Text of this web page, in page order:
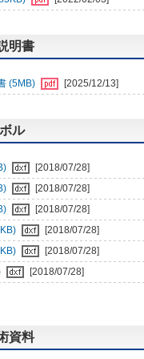
明書
(5MB) [2025/12/13]
ル
[2018/07/28]
[2018/07/28]
[2018/07/28]
[2018/07/28]
[2018/07/28]
[2018/07/28]
資料